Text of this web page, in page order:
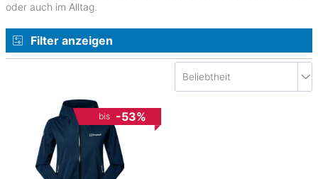
oder auch im Alltag.
Filter anzeigen
bis -53%